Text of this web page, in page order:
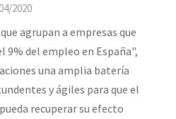
2020
agrupan a empresas que
9% del empleo en España",
una amplia batería
y ágiles para que el
recuperar su efecto